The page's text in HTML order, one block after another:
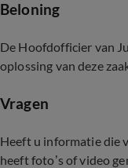
Beloning
De Hoofdofficier van
oplossing van deze
Vragen
Heeft u informatie die
heeft foto’s of video